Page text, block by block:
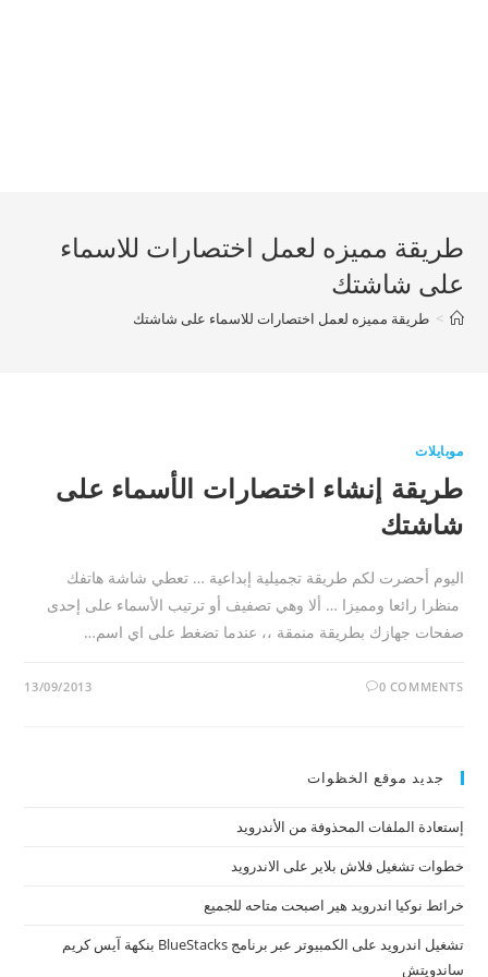
طريقة مميزه لعمل اختصارات للاسماء
على شاشتك
> طريقة مميزه لعمل اختصارات للاسماء على شاشتك
موبايلات
طريقة إنشاء اختصارات الأسماء على
شاشتك
اليوم أحضرت لكم طريقة تجميلية إبداعية … تعطي شاشة هاتفك
منظرا رائعا ومميزا … ألا وهي تصفيف أو ترتيب الأسماء على إحدى
صفحات جهازك بطريقة منمقة ،، عندما تضغط على اي اسم…
0 COMMENTS
13/09/2013
جديد موقع الخظوات
إستعادة الملفات المحذوفة من الأندرويد
خطوات تشغيل فلاش بلاير على الاندرويد
خرائط نوكيا اندرويد هير اصبحت متاحه للجميع
تشغيل اندرويد على الكمبيوتر عبر برنامج BlueStacks بنكهة آيس كريم
ساندويتش